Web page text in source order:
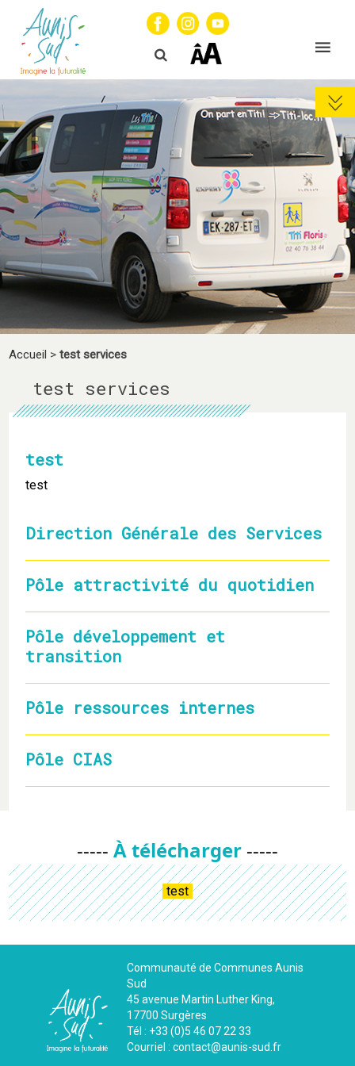
Accueil >test services
test services
test
test
Direction Générale des Services
Pôle attractivité du quotidien
Pôle développement et
transition
Pôle ressources internes
Pôle CIAS
----- À télécharger -----
test
Communauté de Communes Aunis
Sud
45 avenue Martin Luther King,
17700 Surgères
Tél : +33 (0)5 46 07 22 33
Courriel : contact@aunis-sud.fr